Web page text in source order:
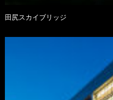
田尻スカイブリッジ